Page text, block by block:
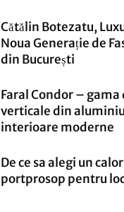
Cătălin Botezatu,
Noua Generație de
din București
Faral Condor –
verticale din
interioare moderne
De ce sa alegi un
portprosop pentru